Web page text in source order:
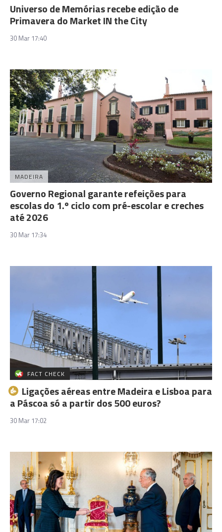
Universo de Memórias recebe edição de
Primavera do Market IN the City
30 Mar 17:40
MADEIRA
Governo Regional garante refeições para
escolas do 1.º ciclo com pré-escolar e creches
até 2026
30 Mar 17:34
FACT CHECK
Ligações aéreas entre Madeira e Lisboa para
a Páscoa só a partir dos 500 euros?
30 Mar 17:02